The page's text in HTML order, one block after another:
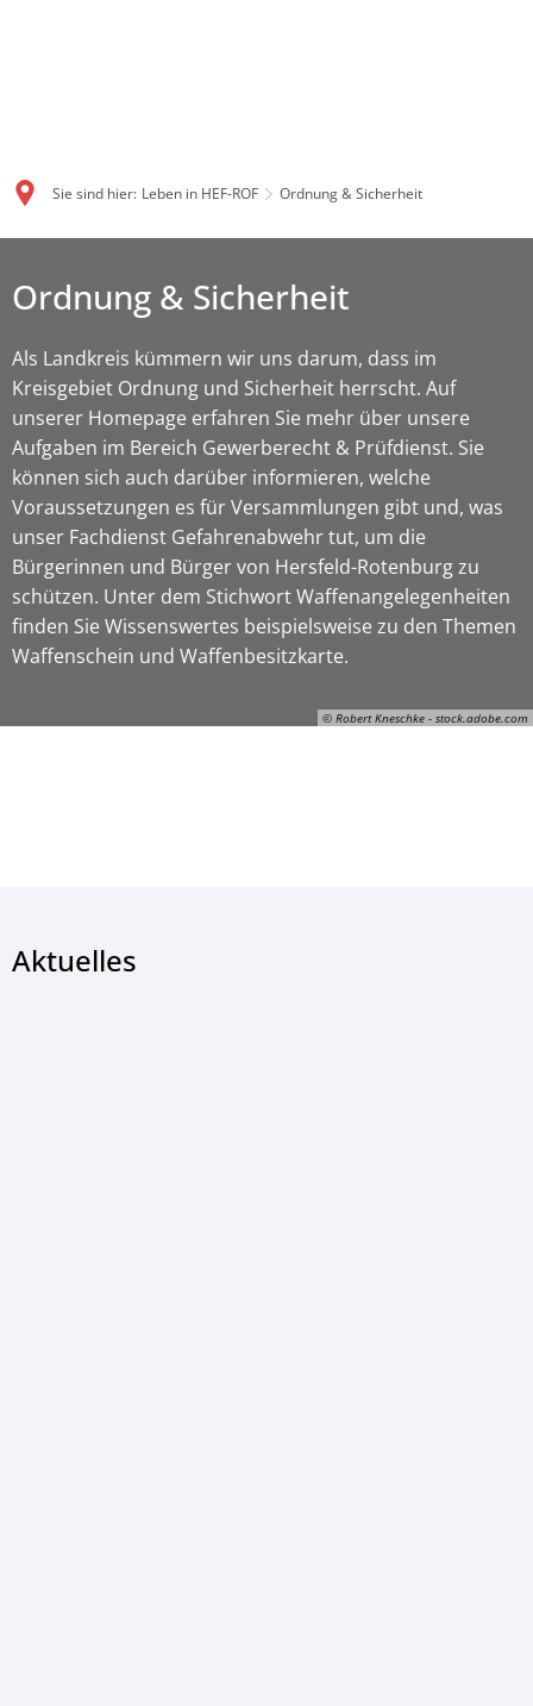
Sie sind hier: Leben in HEF-ROF Ordnung & Sicherheit
© Robert Kneschke - stock.adobe.com
Ordnung & Sicherheit
Als Landkreis kümmern wir uns darum, dass im
Kreisgebiet Ordnung und Sicherheit herrscht. Auf
unserer Homepage erfahren Sie mehr über unsere
Aufgaben im Bereich Gewerberecht & Prüfdienst. Sie
können sich auch darüber informieren, welche
Voraussetzungen es für Versammlungen gibt und, was
unser Fachdienst Gefahrenabwehr tut, um die
Bürgerinnen und Bürger von Hersfeld-Rotenburg zu
schützen. Unter dem Stichwort Waffenangelegenheiten
finden Sie Wissenswertes beispielsweise zu den Themen
Waffenschein und Waffenbesitzkarte.
Aktuelles